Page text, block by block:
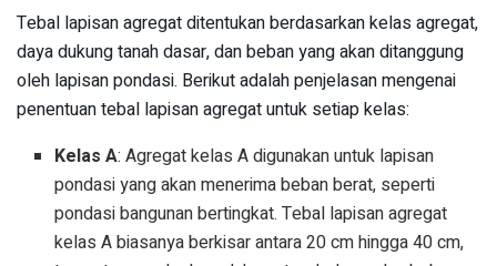
Tebal lapisan agregat ditentukan berdasarkan kelas agregat,
daya dukung tanah dasar, dan beban yang akan ditanggung
oleh lapisan pondasi. Berikut adalah penjelasan mengenai
penentuan tebal lapisan agregat untuk setiap kelas:
Kelas A: Agregat kelas A digunakan untuk lapisan
pondasi yang akan menerima beban berat, seperti
pondasi bangunan bertingkat. Tebal lapisan agregat
kelas A biasanya berkisar antara 20 cm hingga 40 cm,